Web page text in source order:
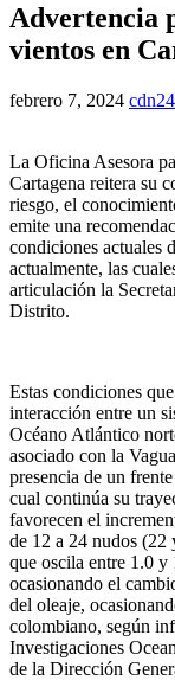
Advertencia
vientos en
febrero 7, 2024 cdn24
La Oficina Asesora
Cartagena reitera su
riesgo, el
emite una
condiciones actuales
actualmente, las
articulación la
Distrito.
Estas condiciones
interacción entre un
Océano Atlántico
asociado con la
presencia de un
cual continúa su
favorecen el
de 12 a 24 nudos
que oscila entre 1.0 y
ocasionando el
del oleaje,
colombiano, según
Investigaciones
de la Dirección